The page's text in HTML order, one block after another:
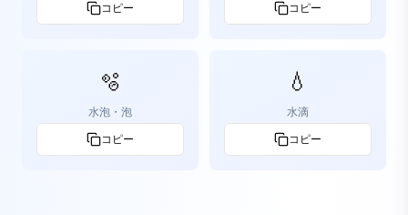
コピー コピー
🫧
水泡・泡
コピー
💧
水滴
コピー